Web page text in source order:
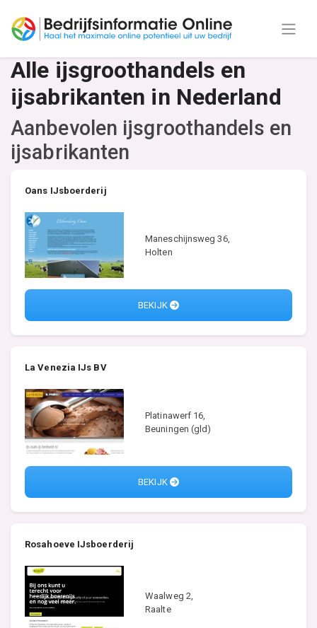
Alle ijsgroothandels en
ijsabrikanten in Nederland
Aanbevolen ijsgroothandels en
ijsabrikanten
Oans IJsboerderij
Maneschijnsweg 36,
Holten
BEKIJK
La Venezia IJs BV
Platinawerf 16,
Beuningen (gld)
BEKIJK
Rosahoeve IJsboerderij
Waalweg 2,
Raalte